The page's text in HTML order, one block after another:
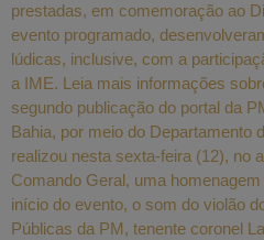
prestadas, em comemoração ao
evento programado,
lúdicas, inclusive, com a
a IME. Leia mais informações
segundo publicação do portal da
Bahia, por meio do Departamento
realizou nesta sexta-feira (12), no
Comando Geral, uma
início do evento, o som do violão
Públicas da PM, tenente coronel